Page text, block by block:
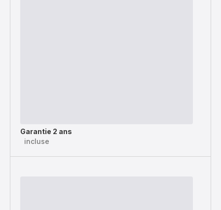
Garantie 2 ans
incluse